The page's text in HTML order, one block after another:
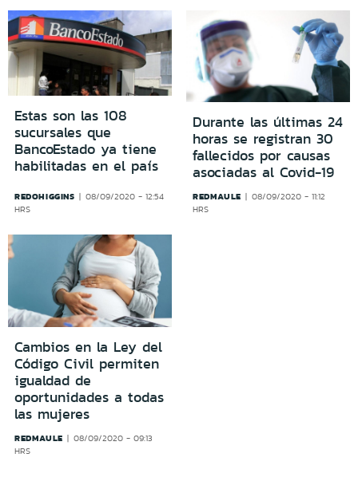
Estas son las 108
sucursales que
BancoEstado ya tiene
habilitadas en el país
REDOHIGGINS
08/09/2020 - 12:54
HRS
Durante las últimas 24
horas se registran 30
fallecidos por causas
asociadas al Covid-19
REDMAULE
08/09/2020 - 11:12
HRS
Cambios en la Ley del
Código Civil permiten
igualdad de
oportunidades a todas
las mujeres
REDMAULE
08/09/2020 - 09:13
HRS